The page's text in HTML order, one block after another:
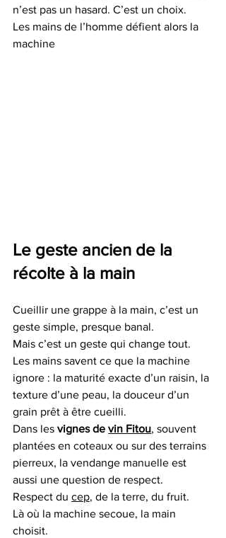
n’est pas un hasard. C’est un choix.
Les mains de l’homme défient alors la
machine
Le geste ancien de la
récolte à la main
Cueillir une grappe à la main, c’est un
geste simple, presque banal.
Mais c’est un geste qui change tout.
Les mains savent ce que la machine
ignore : la maturité exacte d’un raisin, la
texture d’une peau, la douceur d’un
grain prêt à être cueilli.
Dans les vignes de vin Fitou, souvent
plantées en coteaux ou sur des terrains
pierreux, la vendange manuelle est
aussi une question de respect.
Respect du cep, de la terre, du fruit.
Là où la machine secoue, la main
choisit.